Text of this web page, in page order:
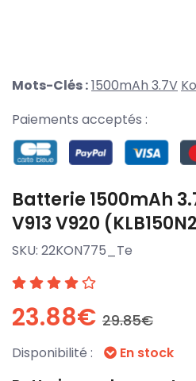
Mots-Clés :1500mAh 3.7V
Paiements acceptés :
Batterie 1500mAh
V913 V920
SKU: 22KON775_Te
23.88€ 29.85€
Disponibilité : En stock